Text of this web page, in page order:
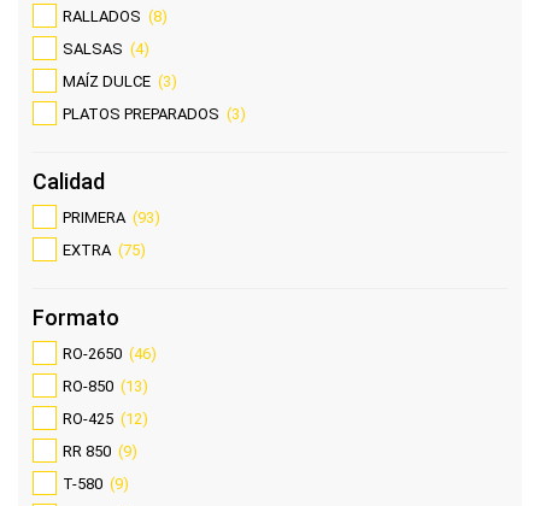
RALLADOS (8)
SALSAS (4)
MAÍZ DULCE (3)
PLATOS PREPARADOS (3)
Calidad
PRIMERA (93)
EXTRA (75)
Formato
RO-2650 (46)
RO-850 (13)
RO-425 (12)
RR 850 (9)
T-580 (9)